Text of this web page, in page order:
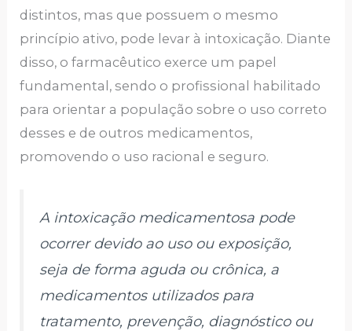
distintos, mas que possuem o mesmo
princípio ativo, pode levar à intoxicação. Diante
disso, o farmacêutico exerce um papel
fundamental, sendo o profissional habilitado
para orientar a população sobre o uso correto
desses e de outros medicamentos,
promovendo o uso racional e seguro.
A intoxicação medicamentosa pode
ocorrer devido ao uso ou exposição,
seja de forma aguda ou crônica, a
medicamentos utilizados para
tratamento, prevenção, diagnóstico ou